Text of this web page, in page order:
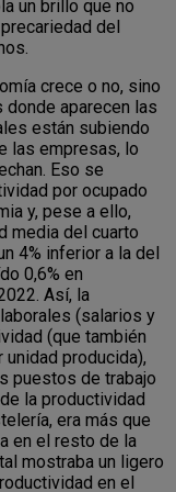
un brillo que no
del
crece o no, sino
aparecen las
están subiendo
las empresas, lo
Eso se
por ocupado
y, pese a ello,
media del cuarto
4% inferior a la del
0,6% en
Así, la
(salarios y
(que también
producida),
puestos de trabajo
la productividad
era más que
en el resto de la
mostraba un ligero
en el